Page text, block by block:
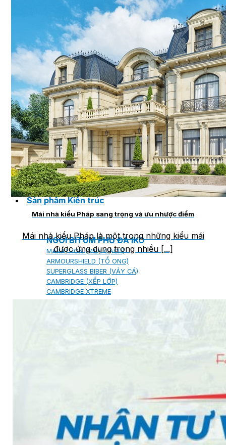
BTU METER
ĐỒNG HỒ ĐO LƯU LƯỢNG LDG-SUP
CẢM BIẾN NHIỆT ĐỘ SUP-WZPK
LƯU LƯỢNG KẾ ĐIỆN TỪ LDGC-SUP
ỐNG MỀM NỐI ĐẦU PHUN SPRINKLER
FLEXDROP YONG WON
SƠN CHỐNG CHÁY FLAMEBAR BW11
RON CHỐNG CHÁY
KEO ACRYLIC SEALANT
Sản phẩm Kiến trúc
NGÓI BITUM PHỦ ĐÁ IKO
MARATHON (VIÊN GẠCH)
ARMOURSHIELD (TỔ ONG)
SUPERGLASS BIBER (VẢY CÁ)
CAMBRIDGE (XẾP LỚP)
CAMBRIDGE XTREME
DYNASTY
NGÓI THÉP PHỦ ĐÁ DECRA AHI
CLASSIC
HERITAGE
MILANO
Mái nhà kiểu Pháp sang trọng và ưu nhược điểm
Mái nhà kiểu Pháp là một trong những kiểu mái
được ứng dụng trong nhiều [...]